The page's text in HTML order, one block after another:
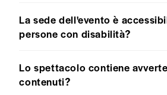
La sede dell'evento è
persone con disabilità?
Lo spettacolo contiene
contenuti?